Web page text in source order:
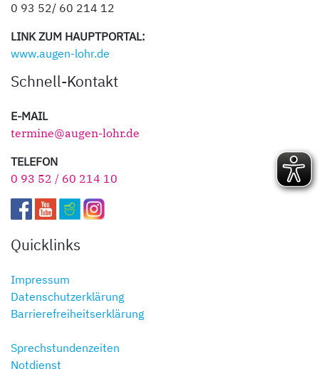
0 93 52/ 60 214 12
LINK ZUM HAUPTPORTAL:
www.augen-lohr.de
Schnell-Kontakt
E-MAIL
termine@augen-lohr.de
TELEFON
0 93 52 / 60 214 10
Quicklinks
Impressum
Datenschutzerklärung
Barrierefreiheitserklärung
Sprechstundenzeiten
Notdienst